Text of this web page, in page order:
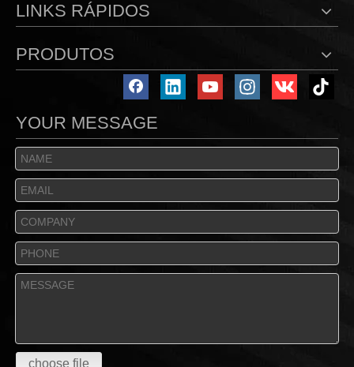
LINKS RÁPIDOS
PRODUTOS
YOUR MESSAGE
choose file